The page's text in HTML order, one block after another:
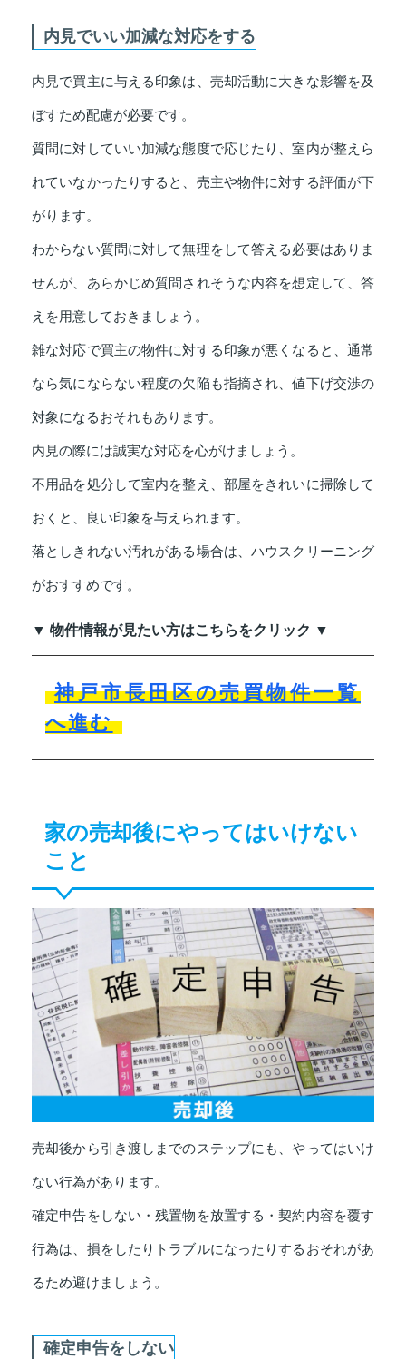
内見でいい加減な対応をする
内見で買主に与える印象は、売却活動に大きな影響を及
ぼすため配慮が必要です。
質問に対していい加減な態度で応じたり、室内が整えら
れていなかったりすると、売主や物件に対する評価が下
がります。
わからない質問に対して無理をして答える必要はありま
せんが、あらかじめ質問されそうな内容を想定して、答
えを用意しておきましょう。
雑な対応で買主の物件に対する印象が悪くなると、通常
なら気にならない程度の欠陥も指摘され、値下げ交渉の
対象になるおそれもあります。
内見の際には誠実な対応を心がけましょう。
不用品を処分して室内を整え、部屋をきれいに掃除して
おくと、良い印象を与えられます。
落としきれない汚れがある場合は、ハウスクリーニング
がおすすめです。
▼ 物件情報が見たい方はこちらをクリック ▼
神戸市長田区の売買物件一覧
へ進む
家の売却後にやってはいけない
こと
売却後から引き渡しまでのステップにも、やってはいけ
ない行為があります。
確定申告をしない・残置物を放置する・契約内容を覆す
行為は、損をしたりトラブルになったりするおそれがあ
るため避けましょう。
確定申告をしない